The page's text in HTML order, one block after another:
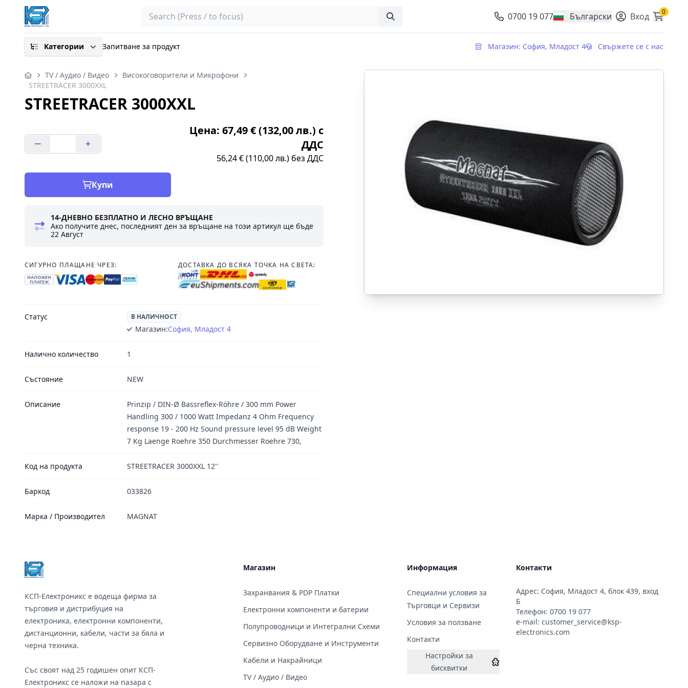
Search 0700 19 077 Български
, change currency Вход 0
Категории Запитване за продукт Магазин: София, Младост 4 Свържете се с нас
TV / Аудио / Видео
Високоговорители и Микрофони
STREETRACER 3000XXL
STREETRACER 3000XXL
Цена: 67,49 € (132,00 лв.) с
ДДС
56,24 € (110,00 лв.) без ДДС
Купи
14-ДНЕВНО БЕЗПЛАТНО И ЛЕСНО ВРЪЩАНЕ
Ако получите днес, последният ден за връщане на този артикул ще бъде
22 Август
СИГУРНО ПЛАЩАНЕ ЧРЕЗ:
НАЛОЖЕН
ПЛАТЕЖ
ДОСТАВКА ДО ВСЯКА ТОЧКА НА СВЕТА:
Статус В НАЛИЧНОСТ
Магазин:София, Младост 4
Налично количество 1
Състояние NEW
Описание
Prinzip / DIN-Ø Bassreflex-Röhre / 300 mm Power
Handling 300 / 1000 Watt Impedanz 4 Ohm Frequency
response 19 - 200 Hz Sound pressure level 95 dB Weight
7 Kg Laenge Roehre 350 Durchmesser Roehre 730,
Код на продукта STREETRACER 3000XXL 12''
Баркод 033826
Марка / Производител MAGNAT
КСП-Електроникс е водеща фирма за
търговия и дистрибуция на
електроника, електронни компоненти,
дистанционни, кабели, части за бяла и
черна техника.
Със своят над 25 годишен опит КСП-
Електроникс се наложи на пазара с
Магазин
Захранвания & PDP Платки
Електронни компоненти и батерии
Полупроводници и Интегрални Схеми
Сервизно Оборудване и Инструменти
Кабели и Накрайници
TV / Аудио / Видео
Информация
Специални условия за
Търговци и Сервизи
Условия за ползване
Контакти
Настройки за
бисквитки
Контакти
Адрес: София, Младост 4, блок 439, вход
Б
Телефон: 0700 19 077
e-mail: customer_service@ksp-
electronics.com